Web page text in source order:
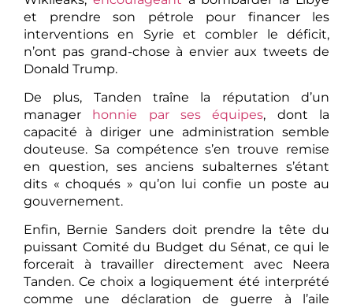
et prendre son pétrole pour financer les
interventions en Syrie et combler le déficit,
n’ont pas grand-chose à envier aux tweets de
Donald Trump.
De plus, Tanden traîne la réputation d’un
manager honnie par ses équipes, dont la
capacité à diriger une administration semble
douteuse. Sa compétence s’en trouve remise
en question, ses anciens subalternes s’étant
dits « choqués » qu’on lui confie un poste au
gouvernement.
Enfin, Bernie Sanders doit prendre la tête du
puissant Comité du Budget du Sénat, ce qui le
forcerait à travailler directement avec Neera
Tanden. Ce choix a logiquement été interprété
comme une déclaration de guerre à l’aile